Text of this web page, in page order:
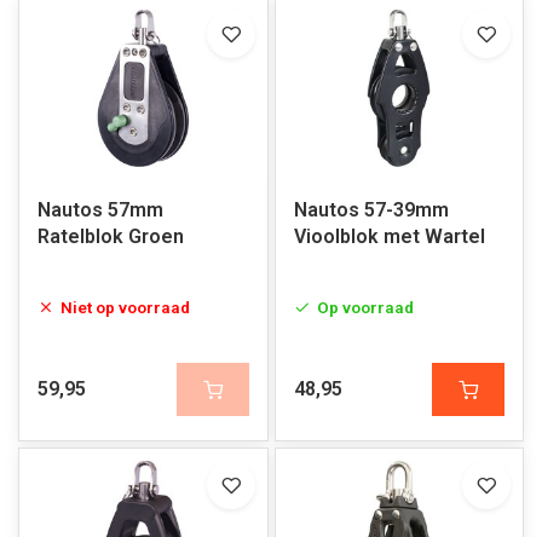
Nautos 57mm
Ratelblok Groen
Niet op voorraad
59,95
Nautos 57-39mm
Vioolblok met Wartel
Op voorraad
48,95